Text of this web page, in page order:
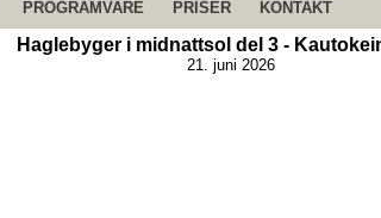
PROGRAMVARE PRISER KONTAKT
Haglebyger i midnattsol del 3 -
21. juni 2026